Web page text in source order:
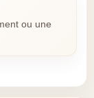
ou une